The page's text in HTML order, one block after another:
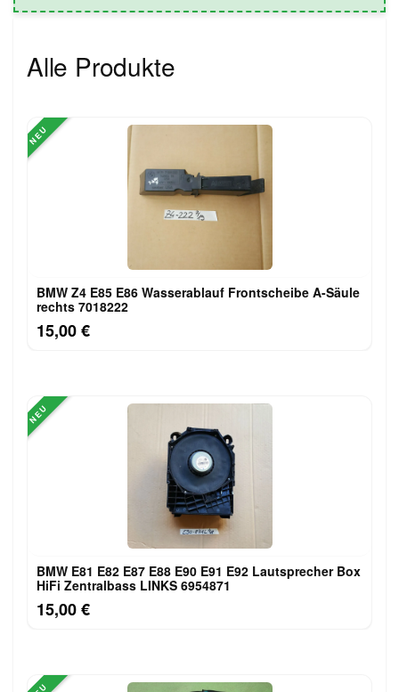
Alle Produkte
NEU
BMW Z4 E85 E86 Wasserablauf Frontscheibe A-Säule
rechts 7018222
15,00 €
NEU
BMW E81 E82 E87 E88 E90 E91 E92 Lautsprecher Box
HiFi Zentralbass LINKS 6954871
15,00 €